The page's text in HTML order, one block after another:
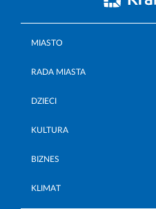
MIASTO
RADA MIASTA
DZIECI
KULTURA
BIZNES
KLIMAT